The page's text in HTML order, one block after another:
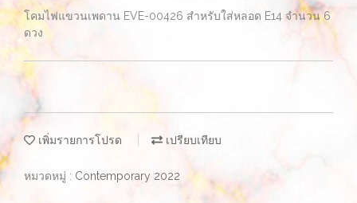
โคมไฟแขวนเพดาน EVE-00426 สำหรับใส่หลอด E14 จำนวน 6
ดวง
เพิ่มรายการโปรด เปรียบเทียบ
หมวดหมู่ : Contemporary 2022